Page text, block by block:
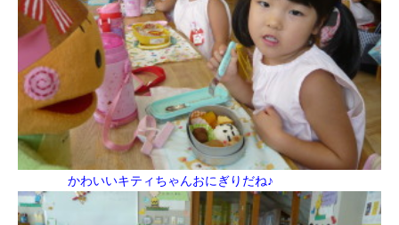
かわいいキティちゃんおにぎりだね♪